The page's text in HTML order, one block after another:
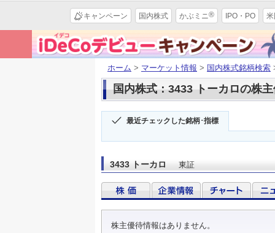
キャンペーン 国内株式 かぶミニ® IPO・PO
ホーム > マーケット情報 > 国内株式銘柄検索
国内株式：3433 トーカロの株
最近チェックした銘柄･指標
3433 トーカロ 東証
株主優待情報はありません。